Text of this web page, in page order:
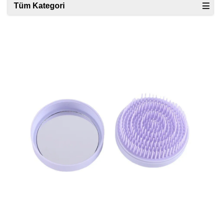
Tüm Kategori